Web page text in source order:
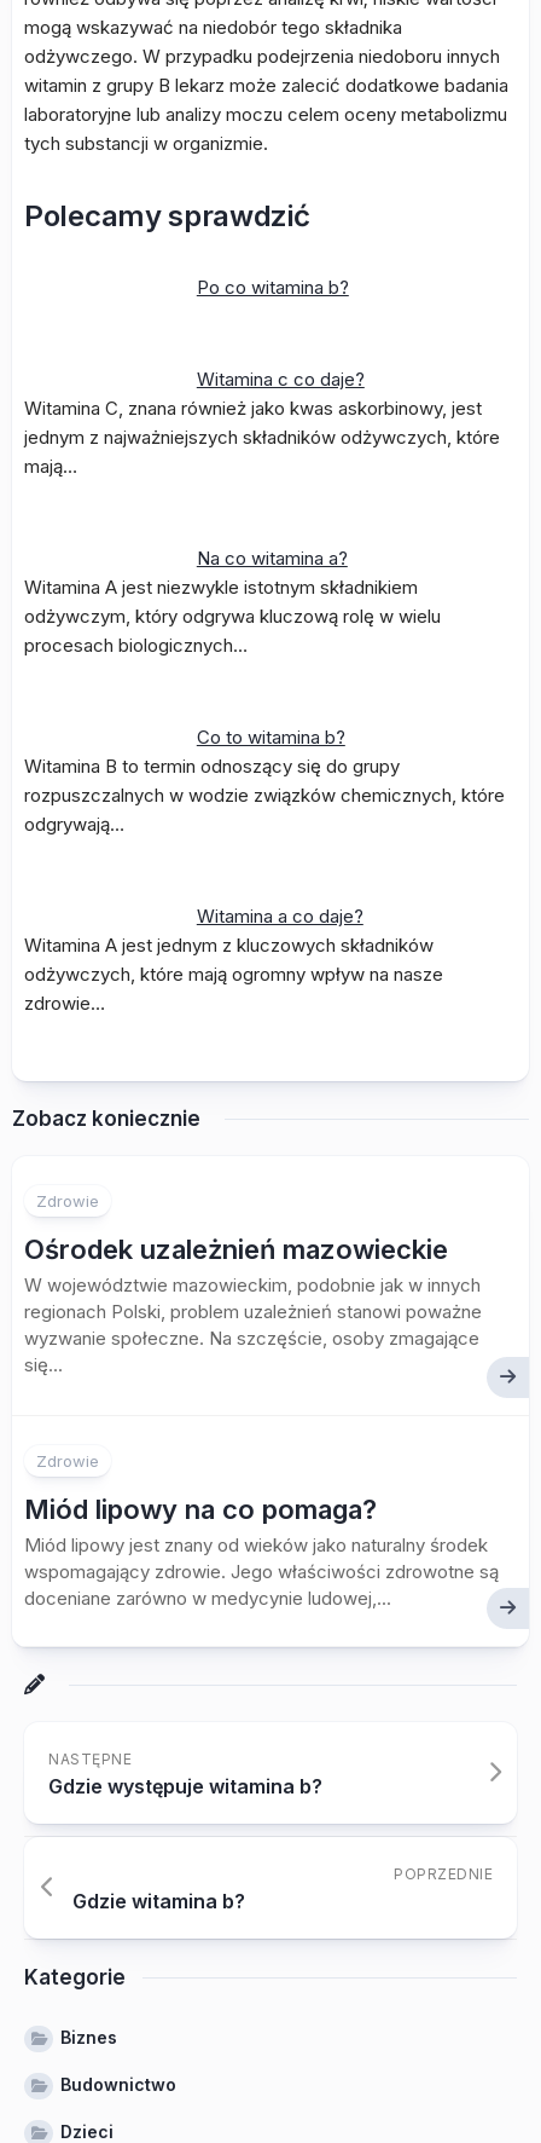
mogą wskazywać na niedobór tego składnika
odżywczego. W przypadku podejrzenia niedoboru innych
witamin z grupy B lekarz może zalecić dodatkowe badania
laboratoryjne lub analizy moczu celem oceny metabolizmu
tych substancji w organizmie.
Polecamy sprawdzić
Po co witamina b?
Witamina c co daje?
Witamina C, znana również jako kwas askorbinowy, jest
jednym z najważniejszych składników odżywczych, które
mają…
Na co witamina a?
Witamina A jest niezwykle istotnym składnikiem
odżywczym, który odgrywa kluczową rolę w wielu
procesach biologicznych…
Co to witamina b?
Witamina B to termin odnoszący się do grupy
rozpuszczalnych w wodzie związków chemicznych, które
odgrywają…
Witamina a co daje?
Witamina A jest jednym z kluczowych składników
odżywczych, które mają ogromny wpływ na nasze
zdrowie…
Zobacz koniecznie
Zdrowie
Ośrodek uzależnień mazowieckie
W województwie mazowieckim, podobnie jak w innych
regionach Polski, problem uzależnień stanowi poważne
wyzwanie społeczne. Na szczęście, osoby zmagające
się...
Zdrowie
Miód lipowy na co pomaga?
Miód lipowy jest znany od wieków jako naturalny środek
wspomagający zdrowie. Jego właściwości zdrowotne są
doceniane zarówno w medycynie ludowej,...
NASTĘPNE
Gdzie występuje witamina b?
POPRZEDNIE
Gdzie witamina b?
Kategorie
Biznes
Budownictwo
Dzieci